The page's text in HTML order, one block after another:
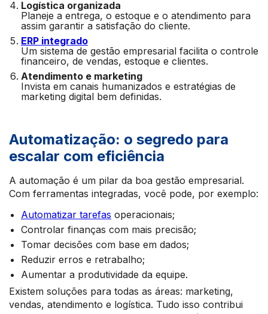
Logística organizada
Planeje a entrega, o estoque e o atendimento para
assim garantir a satisfação do cliente.
ERP integrado
Um sistema de gestão empresarial facilita o controle
financeiro, de vendas, estoque e clientes.
Atendimento e marketing
Invista em canais humanizados e estratégias de
marketing digital bem definidas.
Automatização: o segredo para
escalar com eficiência
A automação é um pilar da boa gestão empresarial.
Com ferramentas integradas, você pode, por exemplo:
Automatizar tarefas operacionais;
Controlar finanças com mais precisão;
Tomar decisões com base em dados;
Reduzir erros e retrabalho;
Aumentar a produtividade da equipe.
Existem soluções para todas as áreas: marketing,
vendas, atendimento e logística. Tudo isso contribui